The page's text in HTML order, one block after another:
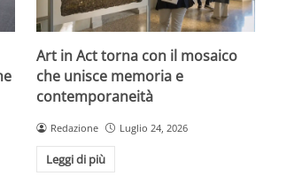
Art in Act torna con il mosaico
che unisce memoria e
contemporaneità
Redazione Luglio 24, 2026
Leggi di più